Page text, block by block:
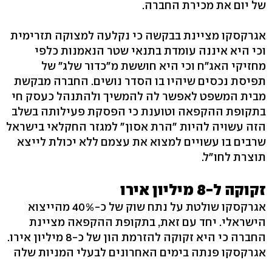
של יום את מכירת החברה.
אגרקסקו מציינת בבקשה כי נקלעה למצוקה תזרימית
וכי היא איננה עומדת בתנאי שטר הנאמנות כלפי
מחזיקי האג"ח וכי היא חוששת מ"כדור שלג" של
תפיסת נכסים שיהיו בו הסדר נושים. החברה מבקשת
מבית המשפט לאפשר לה להמשיך ולהתנהל כעסק חי
בתקופת ההקפאה וטוענת כי הפסקת פעילותה בשלב
הזה עשויה להיות "הרת אסון" למגזר החקלאי בישראל
שרבים בו עשויים למצוא את עצמם ללא יכולת לייצא
תוצרת לחו"ל.
זקוקה ל-8 מיליון אירו
אגרקסקו שולטת על נתח שוק של כ-40% מהייצוא
הישראלי. יחד עם זאת, בתקופת ההקפאה מציינת
החברה כי היא זקוקה להזרמת הון של כ-8 מיליון אירו.
אגרקסקו פנתה בימים האחרונים לבעלי המניות שלה